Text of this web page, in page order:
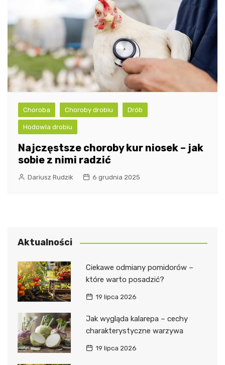
Choroba Choroby drobiu Drób
Hodowla drobiu
Najczęstsze choroby kur niosek – jak
sobie z nimi radzić
Dariusz Rudzik 6 grudnia 2025
Aktualności
Ciekawe odmiany pomidorów –
które warto posadzić?
19 lipca 2026
Jak wygląda kalarepa – cechy
charakterystyczne warzywa
19 lipca 2026